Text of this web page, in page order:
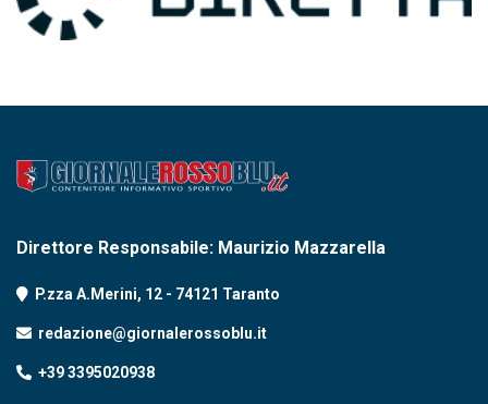
Direttore Responsabile: Maurizio Mazzarella
P.zza A.Merini, 12 - 74121 Taranto
redazione@giornalerossoblu.it
+39 3395020938